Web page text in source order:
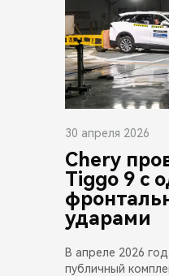
30 апреля 2026
Chery
Tiggo 9 с
ударами
В апреле 2026
публичный